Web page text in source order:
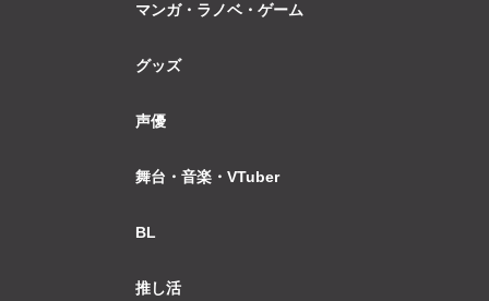
マンガ・ラノベ・ゲーム
グッズ
声優
舞台・音楽・VTuber
BL
推し活